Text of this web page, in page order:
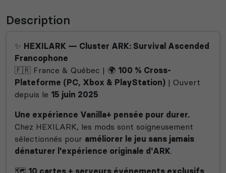
Description
✨ HEXILARK — Cluster ARK: Survival Ascended
Francophone
🇫🇷 France & Québec | 🌍 100 % Cross-
Plateforme (PC, Xbox & PlayStation) | Ouvert
depuis le 15 juin 2025
Une expérience Vanilla+ pensée pour durer.
Chez HEXILARK, les mods sont soigneusement
sélectionnés pour améliorer le jeu sans jamais
dénaturer l'expérience originale d'ARK
🗺️ 10 cartes + serveurs événements exclusifs